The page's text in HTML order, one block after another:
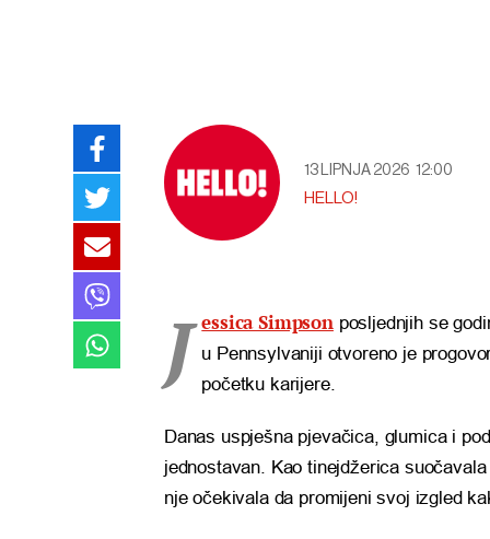
13 LIPNJA 2026 12:00
HELLO!
J essica Simpsonposljednjih se
u Pennsylvaniji otvoreno je
početku karijere.
Danas uspješna pjevačica, glumica i
jednostavan. Kao tinejdžerica
nje očekivala da promijeni svoj izgled